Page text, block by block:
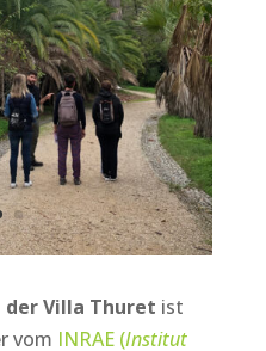
der Villa Thuret ist
vom INRAE (Institut